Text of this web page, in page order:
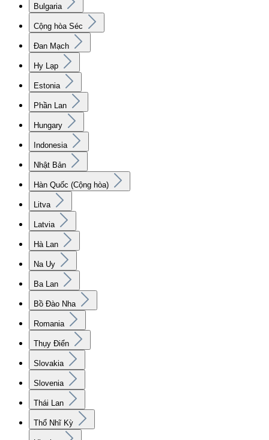
Bulgaria
Cộng hòa Séc
Đan Mạch
Hy Lạp
Estonia
Phần Lan
Hungary
Indonesia
Nhật Bản
Hàn Quốc (Cộng hòa)
Litva
Latvia
Hà Lan
Na Uy
Ba Lan
Bồ Đào Nha
Romania
Thụy Điển
Slovakia
Slovenia
Thái Lan
Thổ Nhĩ Kỳ